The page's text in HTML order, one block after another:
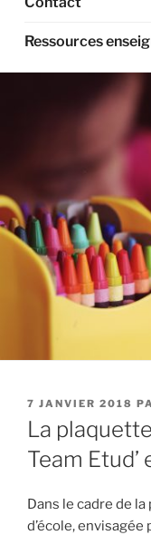
Ressources
PUBLIÉ
LE
7 JANVIER 2018
La
Team Etud’
Dans le cadre de
d’école,